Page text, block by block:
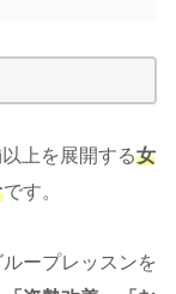
上を展開する女
です。
ープレッスンを